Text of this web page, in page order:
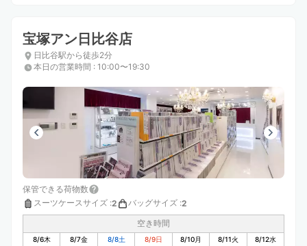
宝塚アン日比谷店
日比谷駅から徒歩2分
本日の営業時間 : 10:00〜19:30
保管できる荷物数
スーツケースサイズ :2 バッグサイズ :2
空き時間
8/6木 8/7金 8/8土 8/9日 8/10月 8/11火 8/12水